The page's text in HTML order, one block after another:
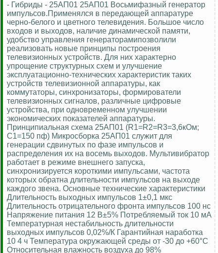
- Гибриды - 25АП01 25АП01 Восьмифазный генератор
импульсов.Применялся в передающей аппаратуре
черно-белого и цветного телевидения. Большое число
входов и выходов, наличие динамической памяти,
удобство управления генераторамипозволили
реализовать новые принципы построения
телевизионных устройств. Для них характерно
упрощение структурных схем и улучшение
эксплуатационно-технических характеристик таких
устройств телевизионной аппаратуры, как
коммутаторы, синхронизаторы, формирователи
телевизионных сигналов, различные цифровые
устройства, при одновременном улучшении
экономических показателей аппаратуры.
Принципиальная схема 25АП01 (R1=R2=R3=3,6кОм;
С1=150 пф) Микросборка 25АП01 служит для
генерации сдвинутых по фазе импульсов и
распределения их на восемь выходов. Мультивибратор
работает в режиме внешнего запуска,
синхронизируется короткими импульсами, частота
которых обратна длительности импульсов на выходе
каждого звена. Основные технические характеристики
Длительность выходных импульсов 1±0,1 мкс
Длительность отрицательного фронта импульсов 100 нс
Напряжение питания 12 В±5% Потребляемый ток 10 мА
Температурная нестабильность длительности
выходных импульсов 0,02%/К Гарантийная наработка
10 4 ч Температура окружающей среды от -30 до +60°С
Относительная влажность воздуха до 98%